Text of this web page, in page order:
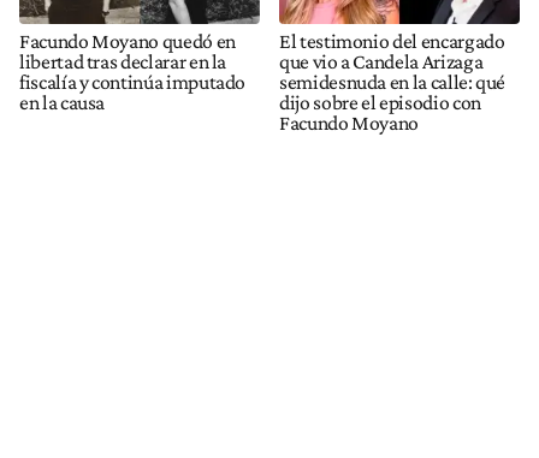
Facundo Moyano quedó en
libertad tras declarar en la
fiscalía y continúa imputado
en la causa
El testimonio del encargado
que vio a Candela Arizaga
semidesnuda en la calle: qué
dijo sobre el episodio con
Facundo Moyano